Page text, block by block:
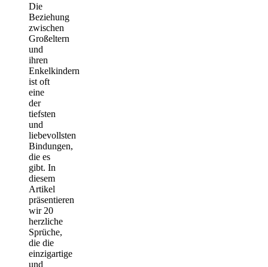
Die
Beziehung
zwischen
Großeltern
und
ihren
Enkelkindern
ist oft
eine
der
tiefsten
und
liebevollsten
Bindungen,
die es
gibt. In
diesem
Artikel
präsentieren
wir 20
herzliche
Sprüche,
die die
einzigartige
und